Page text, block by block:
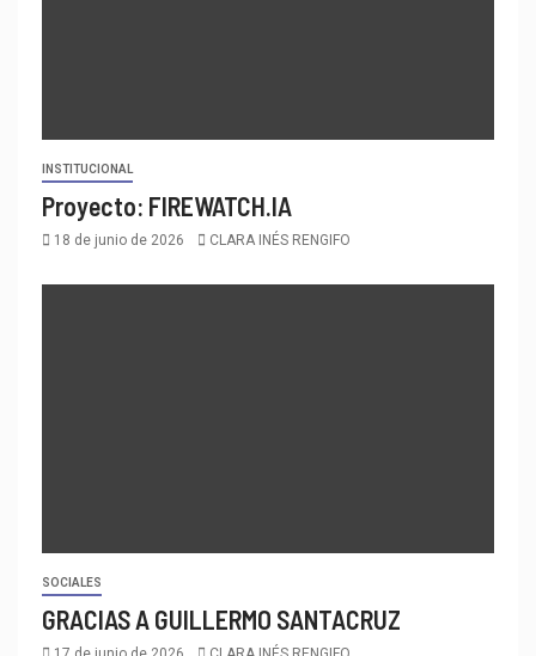
INSTITUCIONAL
Proyecto: FIREWATCH.IA
18 de junio de 2026 CLARA INÉS RENGIFO
SOCIALES
GRACIAS A GUILLERMO SANTACRUZ